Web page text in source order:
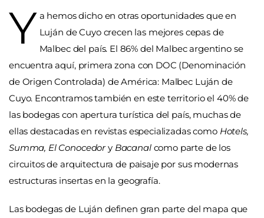
Y a hemos dicho en otras oportunidades que en
Luján de Cuyo crecen las mejores cepas de
Malbec del país. El 86% del Malbec argentino se
encuentra aquí, primera zona con DOC (Denominación
de Origen Controlada) de América: Malbec Luján de
Cuyo. Encontramos también en este territorio el 40% de
las bodegas con apertura turística del país, muchas de
ellas destacadas en revistas especializadas como Hotels,
Summa, El Conocedory Bacanalcomo parte de los
circuitos de arquitectura de paisaje por sus modernas
estructuras insertas en la geografía.
Las bodegas de Luján definen gran parte del mapa que